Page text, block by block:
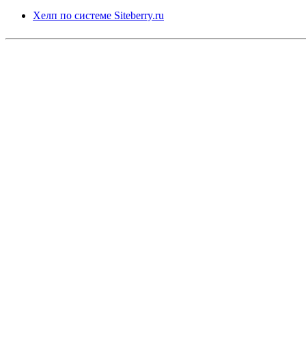
Хелп по системе Siteberry.ru